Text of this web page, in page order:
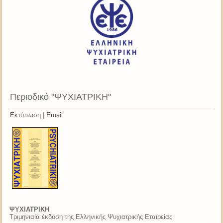
Περιοδικό "ΨΥΧΙΑΤΡΙΚΗ"
Εκτύπωση | Email
ΨΥΧΙΑΤΡΙΚΗ
Τριμηνιαία έκδοση της Ελληνικής Ψυχιατρικής Εταιρείας